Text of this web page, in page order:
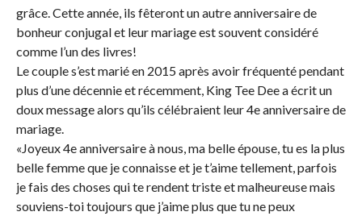
grâce. Cette année, ils fêteront un autre anniversaire de
bonheur conjugal et leur mariage est souvent considéré
comme l’un des livres!
Le couple s’est marié en 2015 après avoir fréquenté pendant
plus d’une décennie et récemment, King Tee Dee a écrit un
doux message alors qu’ils célébraient leur 4e anniversaire de
mariage.
«Joyeux 4e anniversaire à nous, ma belle épouse, tu es la plus
belle femme que je connaisse et je t’aime tellement, parfois
je fais des choses qui te rendent triste et malheureuse mais
souviens-toi toujours que j’aime plus que tu ne peux